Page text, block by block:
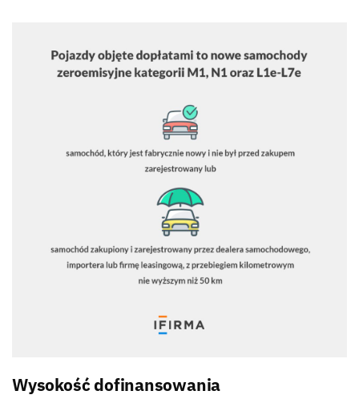
Wysokość dofinansowania